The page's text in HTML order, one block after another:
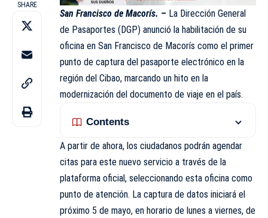
SHARE
San Francisco de Macorís. – La Dirección General
de Pasaportes (DGP) anunció la habilitación de su
oficina en San Francisco de Macorís como el primer
punto de captura del pasaporte electrónico en la
región del Cibao, marcando un hito en la
modernización del documento de viaje en el país.
Contents
A partir de ahora, los ciudadanos podrán agendar
citas para este nuevo servicio a través de la
plataforma oficial, seleccionando esta oficina como
punto de atención. La captura de datos iniciará el
próximo 5 de mayo, en horario de lunes a viernes, de